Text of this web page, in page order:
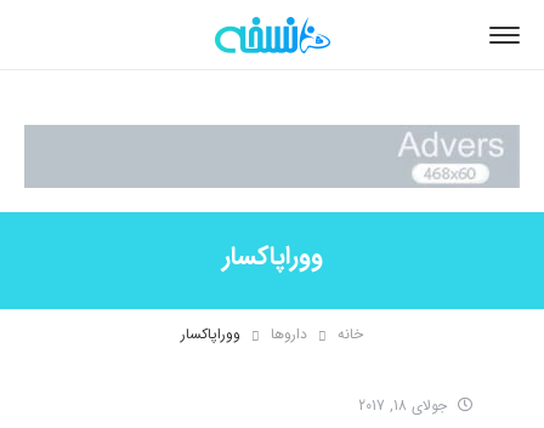
ووراپاکسار
خانه داروها ووراپاکسار
جولای 18, 2017